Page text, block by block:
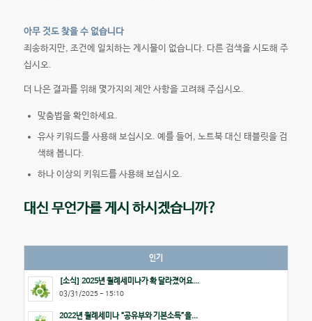
아무 것도 찾을 수 없습니다
죄송하지만, 조건에 일치하는 게시물이 없습니다. 다른 검색을 시도해 주
십시오.
더 나은 결과를 위해 몇가지의 제안 사항을 고려해 주십시오.
맞춤법을 확인하세요.
유사 키워드를 사용해 보십시오. 예를 들어, 노트북 대신 태블릿을 검
색해 봅니다.
하나 이상의 키워드를 사용해 보십시오.
대신 무언가를 게시 하시겠습니까?
인기
[소식] 2025년 월례세미나가 확 달라졌어요...
03/31/2025 - 15:10
2022년 월례세미나 “공유부와 기본소득”을...